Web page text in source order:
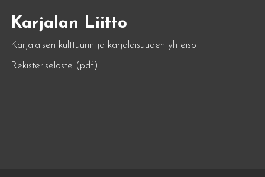
Karjalan Liitto
Karjalaisen kulttuurin ja karjalaisuuden yhteisö
Rekisteriseloste (pdf)